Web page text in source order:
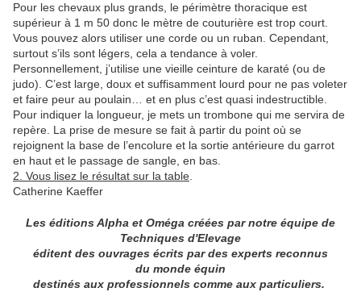
Pour les chevaux plus grands, le périmètre thoracique est
supérieur à 1 m 50 donc le mètre de couturière est trop court.
Vous pouvez alors utiliser une corde ou un ruban. Cependant,
surtout s’ils sont légers, cela a tendance à voler.
Personnellement, j’utilise une vieille ceinture de karaté (ou de
judo). C’est large, doux et suffisamment lourd pour ne pas voleter
et faire peur au poulain… et en plus c’est quasi indestructible.
Pour indiquer la longueur, je mets un trombone qui me servira de
repère. La prise de mesure se fait à partir du point où se
rejoignent la base de l’encolure et la sortie antérieure du garrot
en haut et le passage de sangle, en bas.
2. Vous lisez le résultat sur la table
Catherine Kaeffer
Les éditions Alpha et Oméga créées par notre équipe de
Techniques d'Elevage
éditent des ouvrages écrits par des experts reconnus
du monde équin
destinés aux professionnels comme aux particuliers.